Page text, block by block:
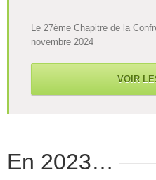
Le 27ème Chapitre de la
novembre 2024
VOIR
En 2023…